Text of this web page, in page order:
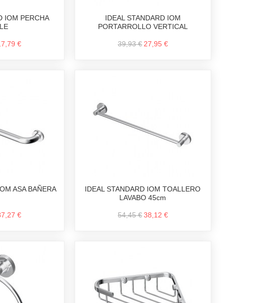
IOM PERCHA
€
IDEAL STANDARD IOM
PORTARROLLO VERTICAL
39,93 € 27,95 €
ASA BAÑERA
€
IDEAL STANDARD IOM TOALLERO
LAVABO 45cm
54,45 €38,12 €